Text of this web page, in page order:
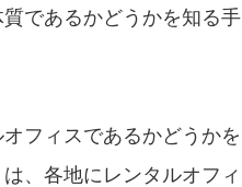
であるかどうかを知る手
フィスであるかどうかを
、各地にレンタルオフィ